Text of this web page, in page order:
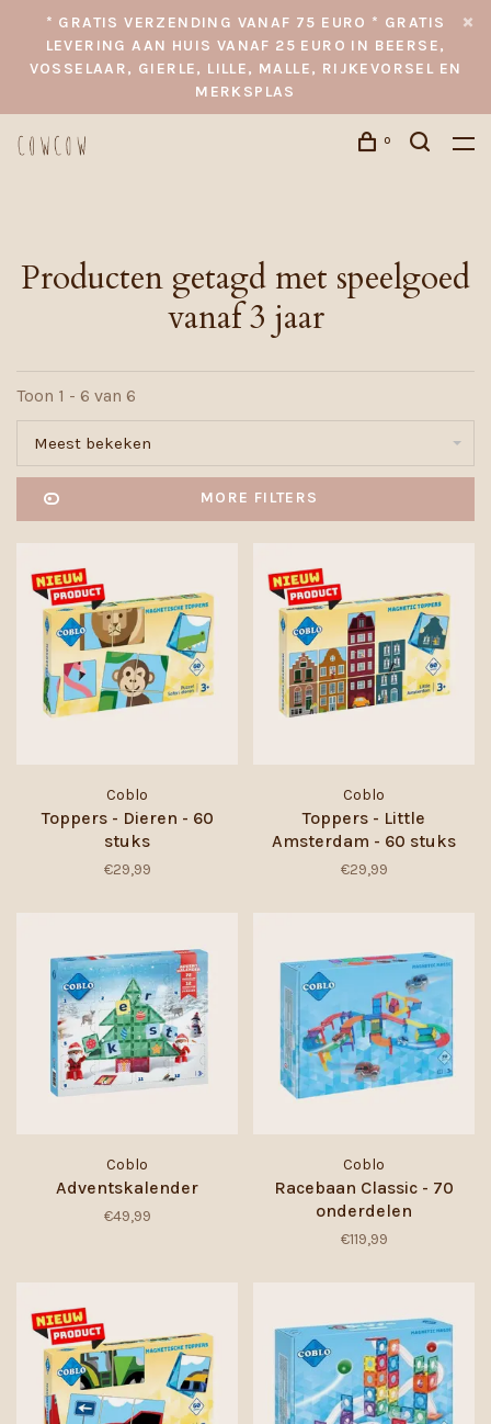
* GRATIS VERZENDING VANAF 75 EURO * GRATIS
LEVERING AAN HUIS VANAF 25 EURO IN BEERSE,
VOSSELAAR, GIERLE, LILLE, MALLE, RIJKEVORSEL EN
MERKSPLAS
0
Producten getagd met speelgoed
vanaf 3 jaar
Toon 1 - 6 van 6
Meest bekeken
MORE FILTERS
Coblo
Toppers - Dieren - 60
stuks
€29,99
Coblo
Toppers - Little
Amsterdam - 60 stuks
€29,99
Coblo
Adventskalender
€49,99
Coblo
Racebaan Classic - 70
onderdelen
€119,99